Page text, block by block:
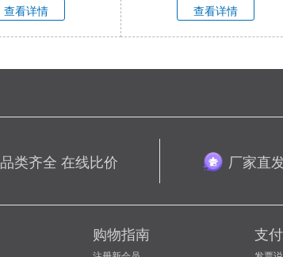
查看详情
查看详情
品类齐全 在线比价 厂家直
购物指南 支